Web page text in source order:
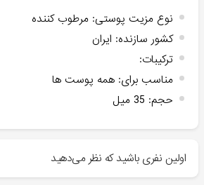
نوع مزیت پوستی: مرطوب کننده
کشور سازنده: ایران
ترکیبات:
مناسب برای: همه پوست ها
حجم: 35 میل
اولین نفری باشید که نظر می‌دهید